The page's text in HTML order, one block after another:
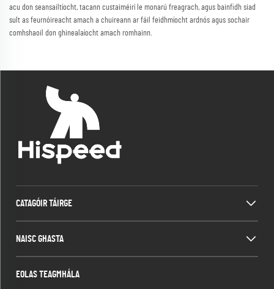
acu don seansailtíocht, tacann custaiméirí le monarú freagrach, agus bainfidh siad
sult as feurnóireacht amach a chuireann ar fáil feidhmíocht ardnós agus sochair
comhshaoil don ghinealaíocht amach romhainn.
CATAGÓIR TÁIRGE
NAISC GHASTA
EOLAS TEAGMHÁLA